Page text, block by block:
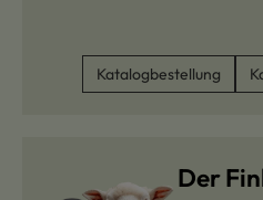
Katalogbestellung
Der